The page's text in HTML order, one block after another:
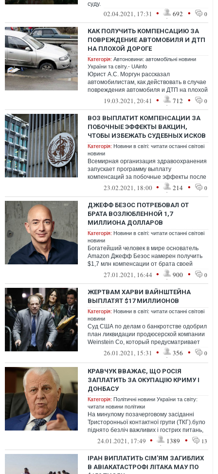
суду.
02.04.2021, 17:31 • 692 • 0
КАК ПОЛУЧИТЬ КОМПЕНСАЦИЮ ЗА
ПОВРЕЖДЕНИЕ АВТОМОБИЛЯ И ДТП
НА ПЛОХОЙ ДОРОГЕ
Категорія: Автоновини: автомобільні новини
України та світу.- UAinfo
Юрист А.С. Моргун рассказал
автомобилистам, как действовать в случае
повреждения автомобиля и ДТП на плохой
дороге.19.03.2021, 20:41 • 712 • 0
ВОЗ ВЫПЛАТИТ КОМПЕНСАЦИИ ЗА
ПОБОЧНЫЕ ЭФФЕКТЫ ВАКЦИН,
ЧТОБЫ ИЗБЕЖАТЬ СУДЕБНЫХ ИСКОВ
Категорія: Новини в світі: читати останні світові
новини
Всемирная организация здравоохранения
запускает программу выплату
компенсаций за побочные эффекты после
применения вакцин против COVID-19.
23.02.2021, 18:00 • 214 • 0
ДЖЕФФ БЕЗОС ПОТРЕБОВАЛ ОТ
БРАТА ВОЗЛЮБЛЕННОЙ 1,7
МИЛЛИОНА ДОЛЛАРОВ
Категорія: Новини в світі: читати останні світові
новини
Богатейший человек в мире основатель
Amazon Джефф Безос намерен получить
$1,7 млн компенсации от брата своей
возлюбленной Лорен Санчес Майкла
27.01.2021, 16:44 • 900 • 0
ЖЕРТВАМ ХАРВИ ВАЙНШТЕЙНА
ВЫПЛАТЯТ $17 МИЛЛИОНОВ
Категорія: Новини в світі: читати останні світові
новини
Суд США по делам о банкротстве одобрил
план ликвидации продюсерской компании
Weinstein Co, который предусматривает
выделение 17,1 миллиона долларов же...
26.01.2021, 15:31 • 356 • 0
КРАВЧУК ВВАЖАЄ, ЩО РОСІЯ
ЗАПЛАТИТЬ ЗА ОКУПАЦІЮ КРИМУ І
ДОНБАСУ
Категорія: Політичні новини України та світу:
читати новини політики
На минулому позачерговому засіданні
Тристоронньої контактної групи (ТКГ).було
піднято безліч важливих і гострих питань,
багато яких стосувалися Криму ...
24.01.2021, 17:49 • 1389 • 13
ІРАН ВИПЛАТИТЬ СІМ'ЯМ ЗАГИБЛИХ
В АВІАКАТАСТРОФІ ЛІТАКА МАУ ПО